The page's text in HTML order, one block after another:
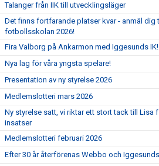
Talanger från IIK till utvecklingsläger
Det finns fortfarande platser kvar - anmäl dig
fotbollsskolan 2026!
Fira Valborg på Ankarmon med Iggesunds IK!
Nya lag för våra yngsta spelare!
Presentation av ny styrelse 2026
Medlemslotteri mars 2026
Ny styrelse satt, vi riktar ett stort tack till Lisa
insatser
Medlemslotteri februari 2026
Efter 30 år återförenas Webbo och